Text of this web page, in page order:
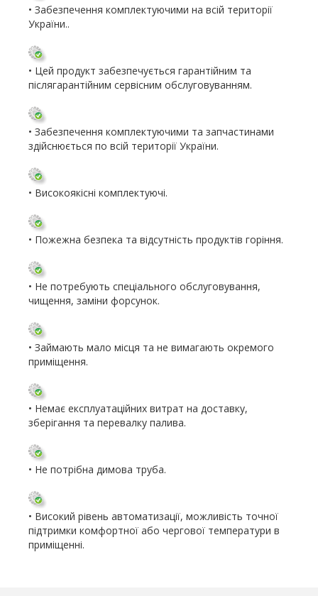
• Забезпечення комплектуючими на всій території
України..
• Цей продукт забезпечується гарантійним та
післягарантійним сервісним обслуговуванням.
• Забезпечення комплектуючими та запчастинами
здійснюється по всій території України.
• Високоякісні комплектуючі.
• Пожежна безпека та відсутність продуктів горіння.
• Не потребують спеціального обслуговування,
чищення, заміни форсунок.
• Займають мало місця та не вимагають окремого
приміщення.
• Немає експлуатаційних витрат на доставку,
зберігання та перевалку палива.
• Не потрібна димова труба.
• Високий рівень автоматизації, можливість точної
підтримки комфортної або чергової температури в
приміщенні.